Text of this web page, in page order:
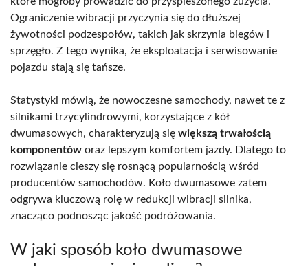
Ograniczenie wibracji przyczynia się do dłuższej
żywotności podzespołów, takich jak skrzynia biegów i
sprzęgło. Z tego wynika, że eksploatacja i serwisowanie
pojazdu stają się tańsze.
Statystyki mówią, że nowoczesne samochody, nawet te z
silnikami trzycylindrowymi, korzystające z kół
dwumasowych, charakteryzują się większą trwałością
komponentów oraz lepszym komfortem jazdy. Dlatego to
rozwiązanie cieszy się rosnącą popularnością wśród
producentów samochodów. Koło dwumasowe zatem
odgrywa kluczową rolę w redukcji wibracji silnika,
znacząco podnosząc jakość podróżowania.
W jaki sposób koło dwumasowe